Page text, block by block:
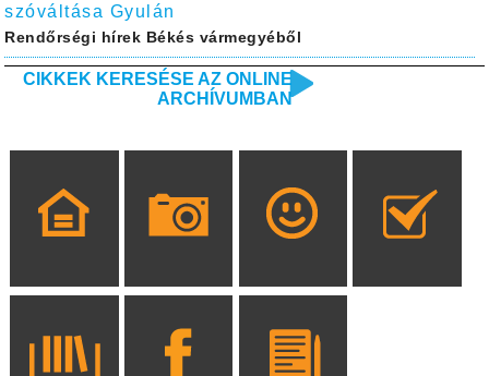
szóváltása Gyulán
Rendőrségi hírek Békés vármegyéből
CIKKEK KERESÉSE AZ ONLINE
ARCHÍVUMBAN